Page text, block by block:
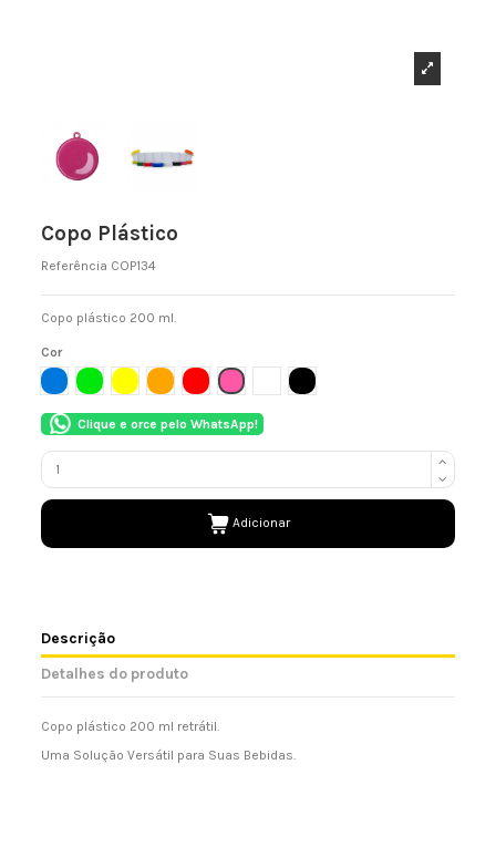
Copo Plástico
Referência COP134
Copo plástico 200 ml.
Cor
AZUL
VERDE AMARELOLARANJAVERMELHO
ROSA BRANCOPRETO
Clique e orce pelo WhatsApp!
Adicionar
Descrição
Detalhes do produto
Copo plástico 200 ml retrátil.
Uma Solução Versátil para Suas Bebidas.